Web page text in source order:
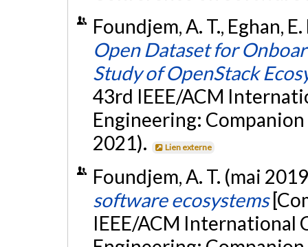
Foundjem, A. T., Eghan,
Open Dataset for
Study of OpenStack
43rd IEEE/ACM
Engineering:
2021).
Lien externe
Foundjem, A. T. (mai
software ecosystems
IEEE/ACM International